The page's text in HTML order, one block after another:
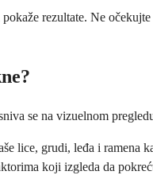
rezultate. Ne
se na vizuelnom
lice, grudi, leđa i
koji izgleda da